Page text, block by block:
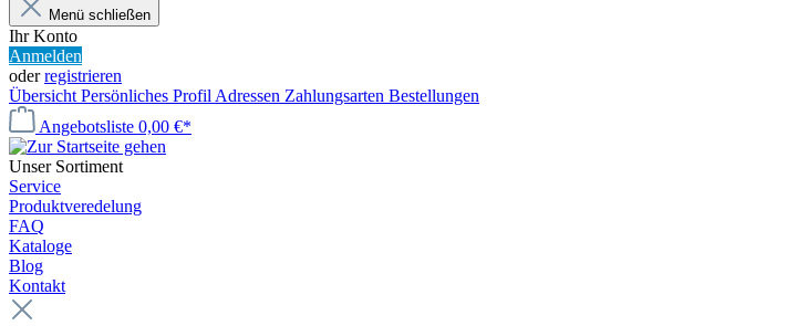
Menü schließen
Ihr Konto
Anmelden
oderregistrieren
Übersicht Persönliches Profil Adressen Zahlungsarten Bestellungen
Angebotsliste 0,00 €*
Unser Sortiment
Service
Produktveredelung
FAQ
Kataloge
Blog
Kontakt